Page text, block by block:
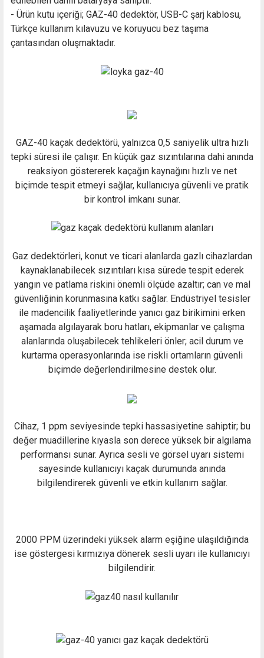
- Ürün kutu içeriği; GAZ-40 dedektör, USB-C şarj kablosu,
Türkçe kullanım kılavuzu ve koruyucu bez taşıma
çantasından oluşmaktadır.
GAZ-40 kaçak dedektörü, yalnızca 0,5 saniyelik ultra hızlı
tepki süresi ile çalışır. En küçük gaz sızıntılarına dahi anında
reaksiyon göstererek kaçağın kaynağını hızlı ve net
biçimde tespit etmeyi sağlar, kullanıcıya güvenli ve pratik
bir kontrol imkanı sunar.
Gaz dedektörleri, konut ve ticari alanlarda gazlı cihazlardan
kaynaklanabilecek sızıntıları kısa sürede tespit ederek
yangın ve patlama riskini önemli ölçüde azaltır; can ve mal
güvenliğinin korunmasına katkı sağlar. Endüstriyel tesisler
ile madencilik faaliyetlerinde yanıcı gaz birikimini erken
aşamada algılayarak boru hatları, ekipmanlar ve çalışma
alanlarında oluşabilecek tehlikeleri önler; acil durum ve
kurtarma operasyonlarında ise riskli ortamların güvenli
biçimde değerlendirilmesine destek olur.
Cihaz, 1 ppm seviyesinde tepki hassasiyetine sahiptir; bu
değer muadillerine kıyasla son derece yüksek bir algılama
performansı sunar. Ayrıca sesli ve görsel uyarı sistemi
sayesinde kullanıcıyı kaçak durumunda anında
bilgilendirerek güvenli ve etkin kullanım sağlar.
2000 PPM üzerindeki yüksek alarm eşiğine ulaşıldığında
ise göstergesi kırmızıya dönerek sesli uyarı ile kullanıcıyı
bilgilendirir.